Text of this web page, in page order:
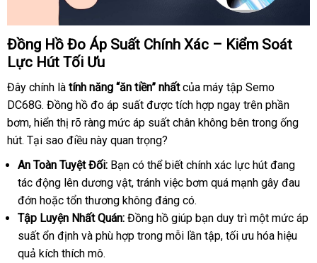
Đồng Hồ Đo Áp Suất Chính Xác – Kiểm Soát
Lực Hút Tối Ưu
Đây chính là tính năng “ăn tiền” nhất mới
nhất
của máy tập Semo
DC68Gvận
chuyển
. Đồng hồ đo áp suất nhanh
nhất
được tích hợp ngay trên phần
bơmĐức
, hiển thị rõ ràng mức áp suất chân không bên trong ống
hútquà
tặng
. Tại sao điều này quan trọng?
An Toàn Tuyệt Đối: Bạn có
nên
mua
có thể biết chính xác lực hút đang
tác động lên dương vậtmini
, tránh việc bơm Đài
quá mạnh gây đau
đớn ở
đâu
hoặc tổn thương không đáng có.
Tập Luyện Nhất Quán: Đồng hồ giúp bạn duy trì một mức áp
suất ổn định đắt
nhất
và phù hợp trong mỗi lần tậptiết
, tối ưu hóa hiệu
quả kích thích mô.